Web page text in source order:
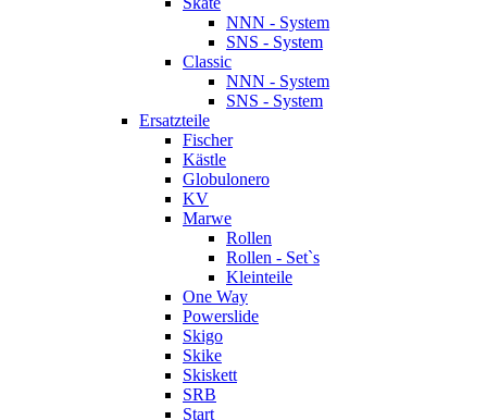
NNN - System
SNS - System
Classic
NNN - System
SNS - System
Ersatzteile
Fischer
Kästle
Globulonero
KV
Marwe
Rollen
Rollen - Set`s
Kleinteile
One Way
Powerslide
Skigo
Skike
Skiskett
SRB
Start